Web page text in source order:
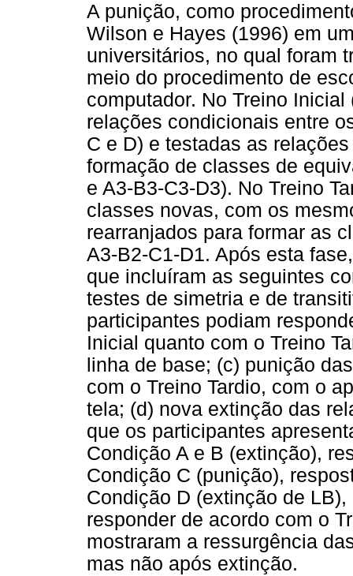
A punição, como
Wilson e Hayes (1996) em
universitários, no qual foram
meio do procedimento de
computador. No Treino
relações condicionais entre
C e D) e testadas as
formação de classes de
e A3-B3-C3-D3). No Treino
classes novas, com os
rearranjados para formar as
A3-B2-C1-D1. Após esta
que incluíram as seguintes
testes de simetria e de
participantes podiam
Inicial quanto com o Treino
linha de base; (c) punição
com o Treino Tardio, com o
tela; (d) nova extinção das
que os participantes
Condição A e B (extinção),
Condição C (punição),
Condição D (extinção de
responder de acordo com o
mostraram a ressurgência
mas não após extinção.